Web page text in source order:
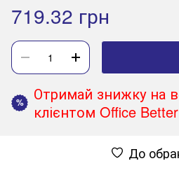
719.32 грн
%
Отримай знижку на
клієнтом Office Better
До